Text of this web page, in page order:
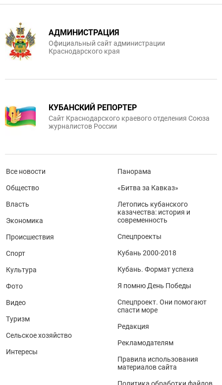
АДМИНИСТРАЦИЯ
Официальный сайт администрации
Краснодарского края
КУБАНСКИЙ РЕПОРТЕР
Сайт Краснодарского краевого отделения Союза
журналистов России
Все новости
Общество
Власть
Экономика
Происшествия
Спорт
Культура
Фото
Видео
Туризм
Сельское хозяйство
Интересы
Панорама
«Битва за Кавказ»
Летопись кубанского
казачества: история и
современность
Спецпроекты
Кубань 2000-2018
Кубань. Формат успеха
Я помню День Победы
Спецпроект. Они помогают
спасти море
Редакция
Рекламодателям
Правила использования
материалов сайта